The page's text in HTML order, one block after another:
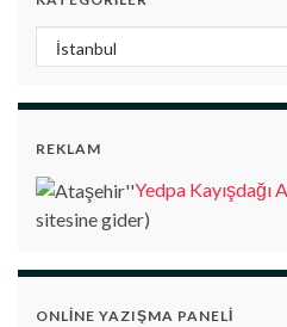
Kategoriler
REKLAM
Yedpa Kayışdağı
sitesine gider)
ONLINE YAZIŞMA PANELI